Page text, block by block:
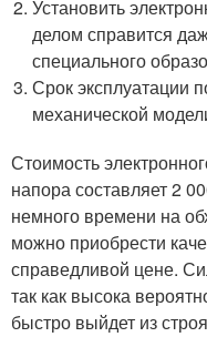
Установить
делом справится
специального
Срок эксплуатации
механической
Стоимость
напора составляет 2
немного времени на
можно приобрести
справедливой цене.
так как высока
быстро выйдет из